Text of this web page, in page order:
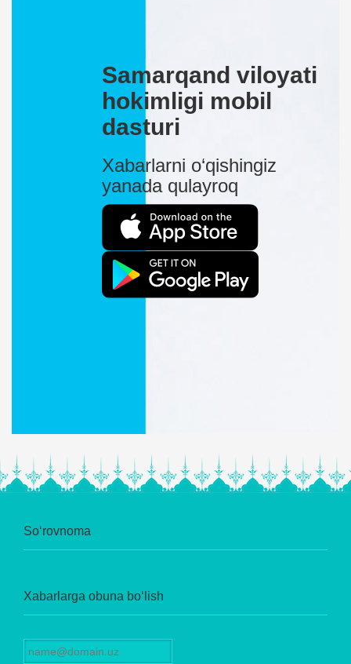
Samarqand viloyati
hokimligi mobil
dasturi
Xabarlarni o‘qishingiz
yanada qulayroq
So‘rovnoma
Xabarlarga obuna bo‘lish